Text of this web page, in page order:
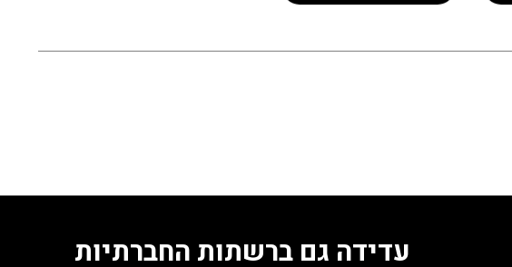
עדידה גם ברשתות החברתיות